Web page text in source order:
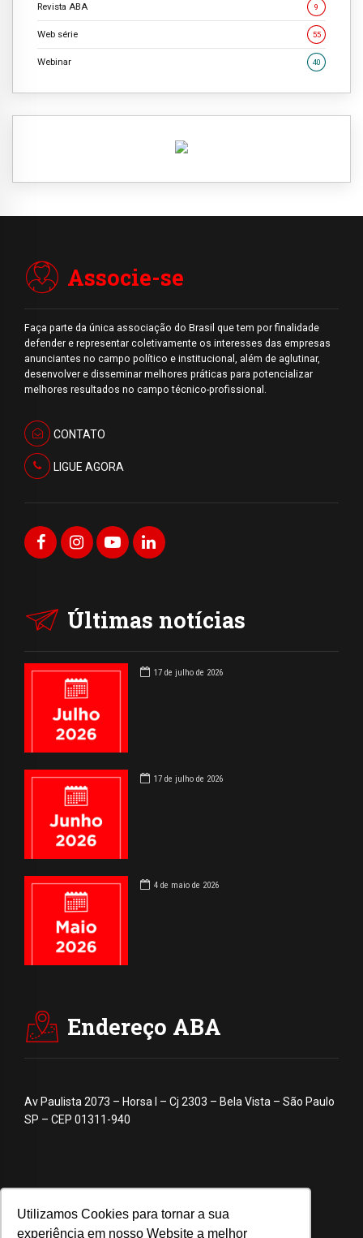
Utilizamos Cookies para tornar a sua
experiência em nosso Website a melhor
Revista ABA 9
Web série 55
Webinar 40
Associe-se
Faça parte da única associação do Brasil que tem por finalidade
defender e representar coletivamente os interesses das empresas
anunciantes no campo político e institucional, além de aglutinar,
desenvolver e disseminar melhores práticas para potencializar
melhores resultados no campo técnico-profissional.
CONTATO
LIGUE AGORA
Últimas notícias
17 de julho de 2026
17 de julho de 2026
4 de maio de 2026
Endereço ABA
Av Paulista 2073 – Horsa I – Cj 2303 – Bela Vista – São Paulo
SP – CEP 01311-940